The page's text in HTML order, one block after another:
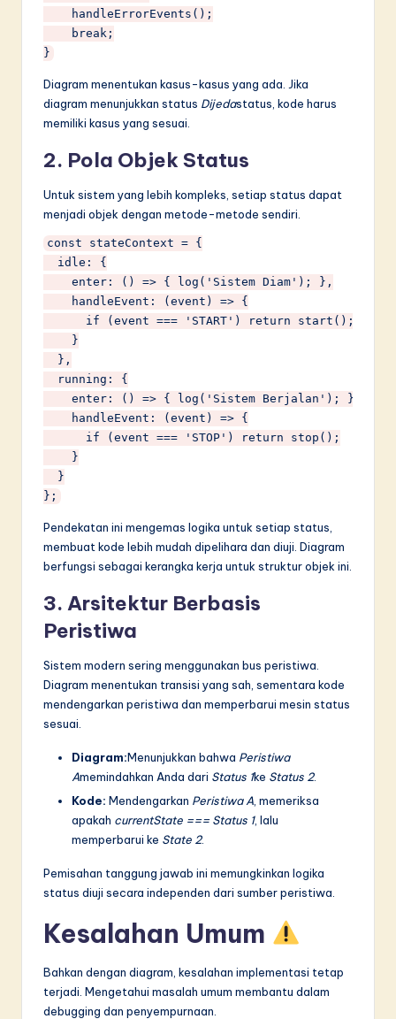
    handleErrorEvents();
    break;
Diagram menentukan kasus-kasus yang ada. Jika
diagram menunjukkan status Dijedastatus, kode harus
memiliki kasus yang sesuai.
2. Pola Objek Status
Untuk sistem yang lebih kompleks, setiap status dapat
menjadi objek dengan metode-metode sendiri.
const stateContext = {
  idle: {
    enter: () => { log('Sistem Diam'); },
    handleEvent: (event) => {
      if (event === 'START') return start();
    }
  },
  running: {
    enter: () => { log('Sistem Berjalan'); },
    handleEvent: (event) => {
      if (event === 'STOP') return stop();
    }
  }
Pendekatan ini mengemas logika untuk setiap status,
membuat kode lebih mudah dipelihara dan diuji. Diagram
berfungsi sebagai kerangka kerja untuk struktur objek ini.
3. Arsitektur Berbasis
Peristiwa
Sistem modern sering menggunakan bus peristiwa.
Diagram menentukan transisi yang sah, sementara kode
mendengarkan peristiwa dan memperbarui mesin status
sesuai.
Diagram:Menunjukkan bahwa Peristiwa
Amemindahkan Anda dari Status 1ke Status 2.
Kode: Mendengarkan Peristiwa A , memeriksa
apakah currentState === Status 1, lalu
memperbarui ke State 2.
Pemisahan tanggung jawab ini memungkinkan logika
status diuji secara independen dari sumber peristiwa.
Kesalahan Umum
Bahkan dengan diagram, kesalahan implementasi tetap
terjadi. Mengetahui masalah umum membantu dalam
debugging dan penyempurnaan.